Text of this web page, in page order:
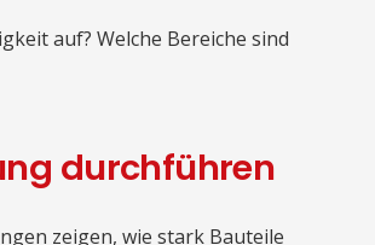
auf? Welche Bereiche sind
durchführen
zeigen, wie stark Bauteile